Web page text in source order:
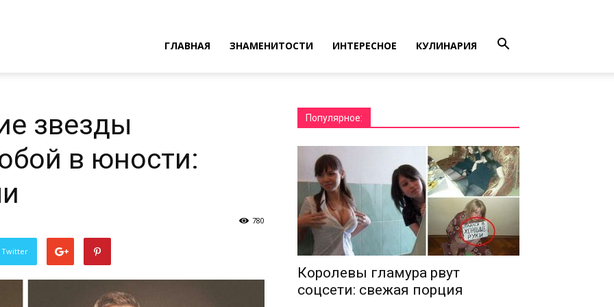
ГЛАВНАЯ ЗНАМЕНИТОСТИ ИНТЕРЕСНОЕ КУЛИНАРИЯ
звезды
в юности:
780
Twitter
Популярное:
Королевы гламура рвут
соцсети: свежая порция